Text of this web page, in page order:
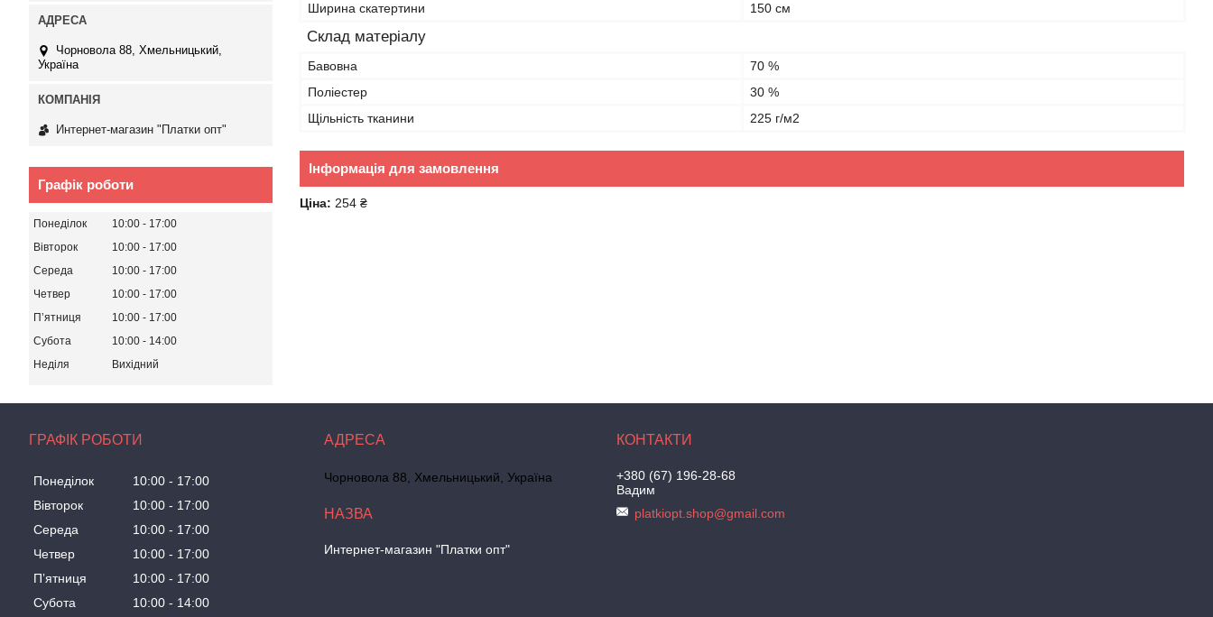
Ширина скатертини
150 см
Склад матеріалу
Бавовна
70 %
Поліестер
30 %
Щільність тканини
225 г/м2
Інформація для замовлення
Ціна: 254 ₴
Чорновола 88, Хмельницький,
Україна
Интернет-магазин "Платки опт"
Графік роботи
Понеділок 10:00
17:00
Вівторок
10:00
17:00
Середа
10:00
17:00
Четвер
10:00
17:00
Пʼятниця
10:00
17:00
Субота
10:00
14:00
Неділя
Вихідний
ГРАФІК РОБОТИ
Понеділок 10:00
17:00
Вівторок
10:00
17:00
Середа
10:00
17:00
Четвер
10:00
17:00
Пʼятниця
10:00
17:00
Субота
10:00 14:00
Чорновола 88, Хмельницький, Україна
Интернет-магазин "Платки опт"
+380 (67) 196-28-68
Вадим
platkiopt.shop@gmail.com